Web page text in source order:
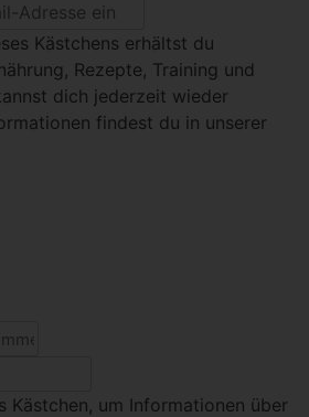
Kästchens erhältst du
Rezepte, Training und
dich jederzeit wieder
findest du in unserer
Kästchen, um Informationen über